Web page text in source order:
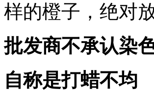
样的橙子，绝对
批发商不承认染
自称是打蜡不均